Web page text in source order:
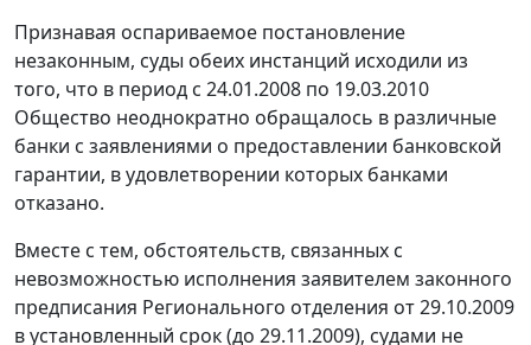
Признавая оспариваемое постановление
незаконным, суды обеих инстанций исходили из
того, что в период с 24.01.2008 по 19.03.2010
Общество неоднократно обращалось в различные
банки с заявлениями о предоставлении банковской
гарантии, в удовлетворении которых банками
отказано.
Вместе с тем, обстоятельств, связанных с
невозможностью исполнения заявителем законного
предписания Регионального отделения от 29.10.2009
в установленный срок (до 29.11.2009), судами не